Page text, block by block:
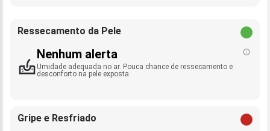
Ressecamento da Pele
Nenhum alerta
Umidade adequada no ar. Pouca chance de ressecamento e
desconforto na pele exposta.
Gripe e Resfriado